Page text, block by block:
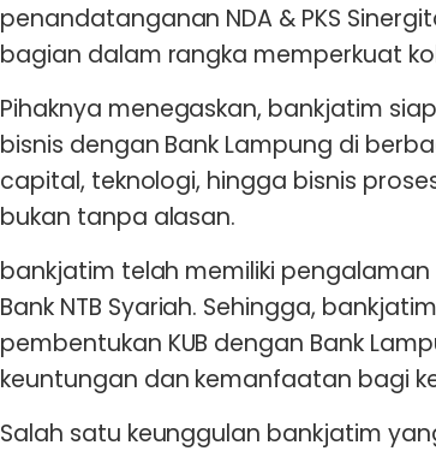
penandatanganan NDA & PKS
bagian dalam rangka memperkuat
Pihaknya menegaskan, bankjatim
bisnis dengan Bank Lampung di
capital, teknologi, hingga bisnis
bukan tanpa alasan.
bankjatim telah memiliki pengalaman
Bank NTB Syariah. Sehingga,
pembentukan KUB dengan Bank
keuntungan dan kemanfaatan bagi
Salah satu keunggulan bankjatim